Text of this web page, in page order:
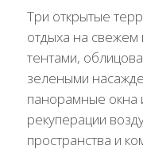
Три открытые
отдыха на
тентами,
зелеными
панорамные окна
рекуперации
пространства и